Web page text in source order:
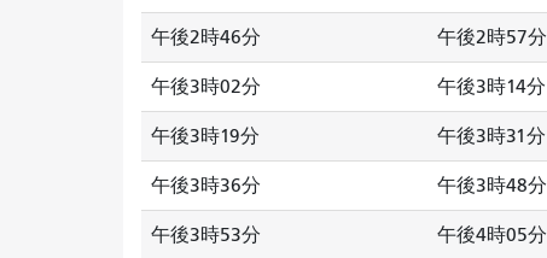
午後2時46分 午後2時57分
午後3時02分 午後3時14分
午後3時19分 午後3時31分
午後3時36分 午後3時48分
午後3時53分 午後4時05分